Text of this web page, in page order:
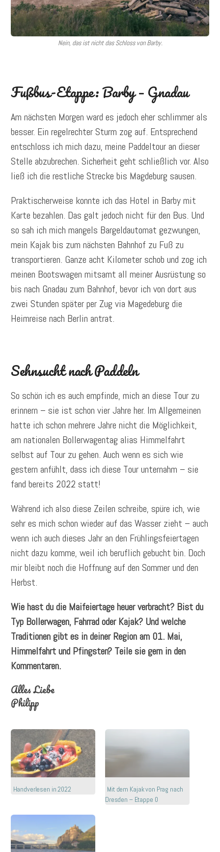
Nein, das ist nicht das Schloss von Barby.
Fußbus-Etappe: Barby – Gnadau
Am nächsten Morgen ward es jedoch eher schlimmer als
besser. Ein regelrechter Sturm zog auf. Entsprechend
entschloss ich mich dazu, meine Paddeltour an dieser
Stelle abzubrechen. Sicherheit geht schließlich vor. Also
ließ ich die restliche Strecke bis Magdeburg sausen.
Praktischerweise konnte ich das Hotel in Barby mit
Karte bezahlen. Das galt jedoch nicht für den Bus. Und
so sah ich mich mangels Bargeldautomat gezwungen,
mein Kajak bis zum nächsten Bahnhof zu Fuß zu
transportieren. Ganze acht Kilometer schob und zog ich
meinen Bootswagen mitsamt all meiner Ausrüstung so
bis nach Gnadau zum Bahnhof, bevor ich von dort aus
zwei Stunden später per Zug via Magedeburg die
Heimreise nach Berlin antrat.
Sehnsucht nach Paddeln
So schön ich es auch empfinde, mich an diese Tour zu
erinnern – sie ist schon vier Jahre her. Im Allgemeinen
hatte ich schon mehrere Jahre nicht die Möglichkeit,
am nationalen Bollerwagentag alias Himmelfahrt
selbst auf Tour zu gehen. Auch wenn es sich wie
gestern anfühlt, dass ich diese Tour unternahm – sie
fand bereits 2022 statt!
Während ich also diese Zeilen schreibe, spüre ich, wie
sehr es mich schon wieder auf das Wasser zieht – auch
wenn ich auch dieses Jahr an den Frühlingsfeiertagen
nicht dazu komme, weil ich beruflich gebucht bin. Doch
mir bleibt noch die Hoffnung auf den Sommer und den
Herbst.
Wie hast du die Maifeiertage heuer verbracht? Bist du
Typ Bollerwagen, Fahrrad oder Kajak? Und welche
Traditionen gibt es in deiner Region am 01. Mai,
Himmelfahrt und Pfingsten? Teile sie gern in den
Kommentaren.
Alles Liebe
Philipp
Handverlesen in 2022
Mit dem Kajak von Prag nach
Dresden – Etappe 0